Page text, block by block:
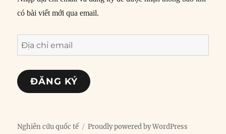
có bài viết mới qua email.
Địa
chỉ
email
ĐĂNG KÝ
Nghiên cứu quốc tế Proudly powered by WordPress